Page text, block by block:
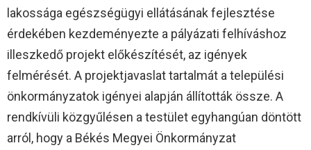
lakossága egészségügyi ellátásának fejlesztése
érdekében kezdeményezte a pályázati felhíváshoz
illeszkedő projekt előkészítését, az igények
felmérését. A projektjavaslat tartalmát a települési
önkormányzatok igényei alapján állították össze. A
rendkívüli közgyűlésen a testület egyhangúan döntött
arról, hogy a Békés Megyei Önkormányzat